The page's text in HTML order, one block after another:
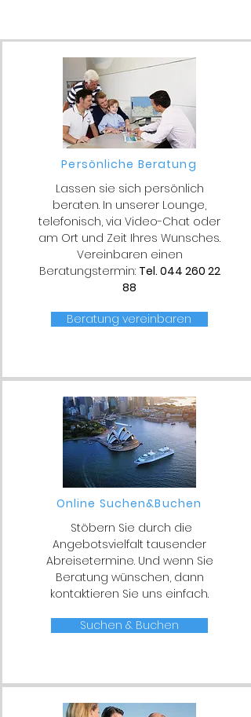
Persönliche Beratung
Lassen sie sich persönlich
beraten. In unserer Lounge,
telefonisch, via Video-Chat oder
am Ort und Zeit Ihres Wunsches.
Vereinbaren einen
Beratungstermin: Tel. 044 260 22
88
Beratung vereinbaren
Online Suchen&Buchen
Stöbern Sie durch die
Angebotsvielfalt tausender
Abreisetermine. Und wenn Sie
Beratung wünschen, dann
kontaktieren Sie uns einfach.
Suchen & Buchen